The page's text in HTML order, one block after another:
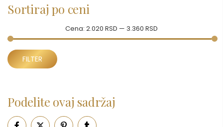
Nega lica (88)
Neseseri
Novčanici (50)
Pepe Jeans Ranac (10)
Piling za telo (3)
Sortiraj po ceni
FILTER
Cena: 2.020 RSD — 3.360 RSD
Podelite ovaj sadržaj